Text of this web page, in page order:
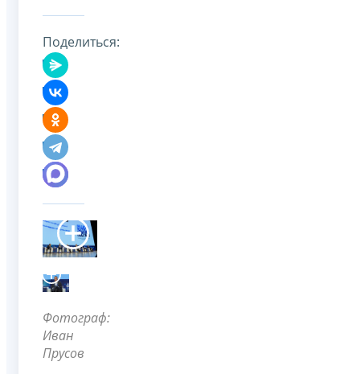
Поделиться:
Фотограф:
Иван
Прусов